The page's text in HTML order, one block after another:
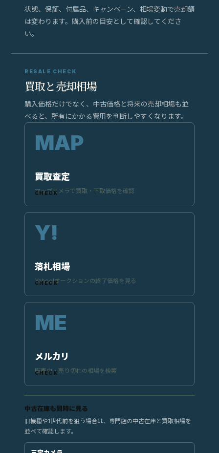
状態、保証、付属品、キャンペーン、相場変動で売却額
は変わります。購入前の目安として確認してくださ
い。
RESALE CHECK
買取と売却相場
購入価格だけでなく、中古価格と将来の売却相場も並
べると、所有にかかる費用を判断しやすくなります。
買取査定
マップカメラで買取・下取価格を確認
落札相場
Yahoo!オークションの終了価格を見る
メルカリ
販売中・売り切れの相場を検索
中古在庫も同時に見る
旧機種や1世代前を狙う場合は、専門店の中古在庫と買取相場を
並べて確認します。